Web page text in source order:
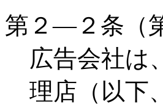
第２―２条（
広告会社は
理店（以下